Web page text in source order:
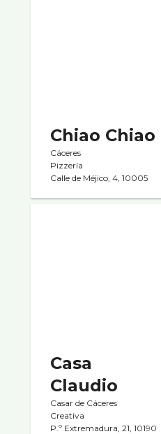
Chiao Chiao
Cáceres
Pizzerí­a
Calle de Méjico, 4, 10005
Casa
Claudio
Casar de Cáceres
Creativa
P.º Extremadura, 21, 10190